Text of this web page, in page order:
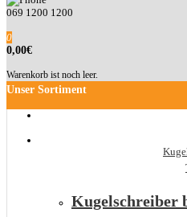
069 1200 1200
0
0,00€
Warenkorb ist noch leer.
Unser Sortiment
Kugelschreiber